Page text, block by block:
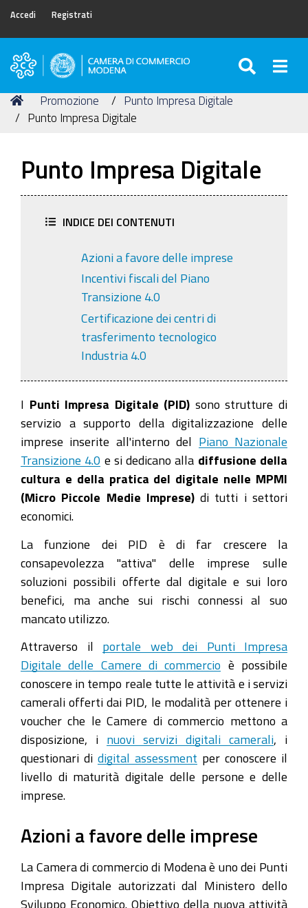
Accedi Registrati
Camera
Commercio
di
Tu
sei
Home
Promozione
Punto Impresa Digitale
Punto Impresa Digitale
Punto Impresa Digitale
INDICE DEI CONTENUTI
Azioni a favore delle imprese
Incentivi fiscali del Piano
Transizione 4.0
Certificazione dei centri di
trasferimento tecnologico
Industria 4.0
I Punti Impresa Digitale (PID) sono strutture di
servizio a supporto della digitalizzazione delle
imprese inserite all'interno del Piano Nazionale
Transizione 4.0 e si dedicano alla diffusione della
cultura e della pratica del digitale nelle MPMI
(Micro Piccole Medie Imprese)di tutti i settori
economici.
La funzione dei PID è di far crescere la
consapevolezza "attiva" delle imprese sulle
soluzioni possibili offerte dal digitale e sui loro
benefici, ma anche sui rischi connessi al suo
mancato utilizzo.
Attraverso il portale web dei Punti Impresa
Digitale delle Camere di commercio è possibile
conoscere in tempo reale tutte le attività e i servizi
camerali offerti dai PID, le modalità per ottenere i
voucher che le Camere di commercio mettono a
disposizione, i nuovi servizi digitali camerali , i
questionari di digital assessment per conoscere il
livello di maturità digitale delle persone e delle
imprese.
Azioni a favore delle imprese
La Camera di commercio di Modena è uno dei Punti
Impresa Digitale autorizzati dal Ministero dello
Sviluppo Economico. Obiettivo della nuova attività